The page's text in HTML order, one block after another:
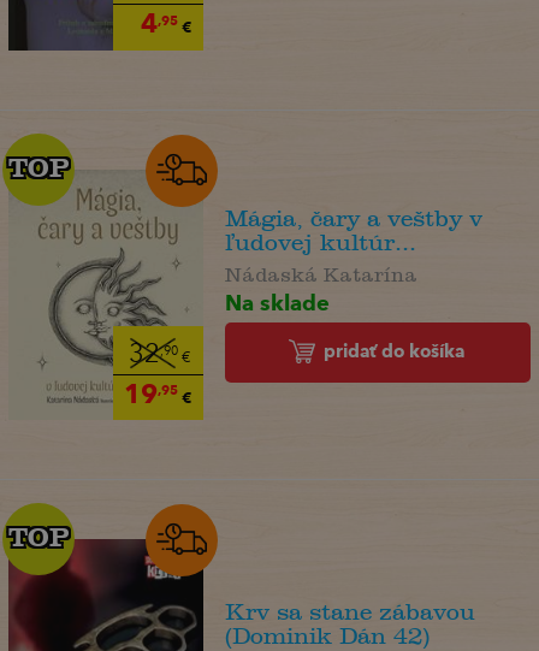
4,95€
32,90€
19,95€
TOP
TOP
Mágia, čary a veštby v
ľudovej kultúr...
Nádaská Katarína
Na sklade
pridať do košíka
TOP
TOP
Krv sa stane zábavou
(Dominik Dán 42)